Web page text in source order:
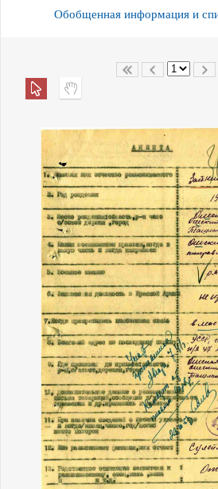
Обобщенная информация и